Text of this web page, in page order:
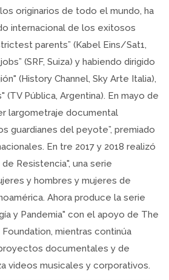
originarios de todo el mundo, ha
internacional de los exitosos
parents” (Kabel Eins/Sat1,
(SRF, Suiza) y habiendo dirigido
(History Channel, Sky Arte Italia),
(TV Pública, Argentina). En mayo de
largometraje documental
guardianes del peyote”, premiado
En tre 2017 y 2018 realizó
Resistencia", una serie
y hombres y mujeres de
Ahora produce la serie
y Pandemia" con el apoyo de The
mientras continúa
documentales y de
videos musicales y corporativos.